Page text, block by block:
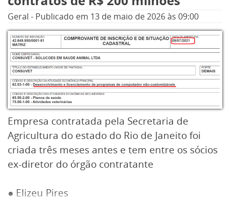
hoje cumpriu mandado de busca e apreensão
contra ele.
Geral - Publicado em 13 de maio de 2026às 09:00
Empresa contratada pela Secretaria de
Agricultura do estado do Rio de Janeito foi
criada três meses antes e tem entre os sócios
ex-diretor do órgão contratante
● Elizeu Pires